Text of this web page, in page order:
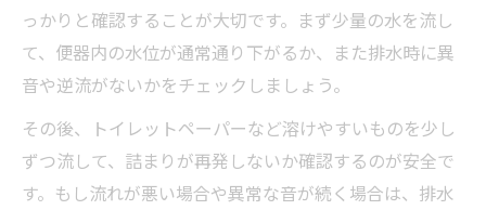
っかりと確認することが大切です。まず少量の水を流し
て、便器内の水位が通常通り下がるか、また排水時に異
音や逆流がないかをチェックしましょう。
その後、トイレットペーパーなど溶けやすいものを少し
ずつ流して、詰まりが再発しないか確認するのが安全で
す。もし流れが悪い場合や異常な音が続く場合は、排水